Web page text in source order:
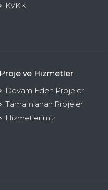
KVKK
Proje ve Hizmetler
Devam Eden Projeler
Tamamlanan Projeler
Hizmetlerimiz